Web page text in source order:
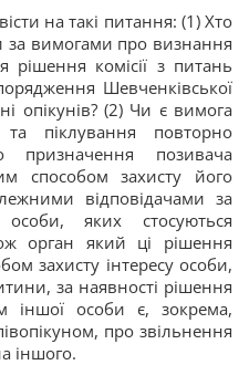
на такі питання: (1) Хто
за вимогами про визнання
рішення комісії з питань
Шевченківської
опікунів? (2) Чи є вимога
піклування повторно
призначення позивача
способом захисту його
відповідачами за
яких стосуються
орган який ці рішення
захисту інтересу особи,
за наявності рішення
іншої особи є, зокрема,
про звільнення
іншого.